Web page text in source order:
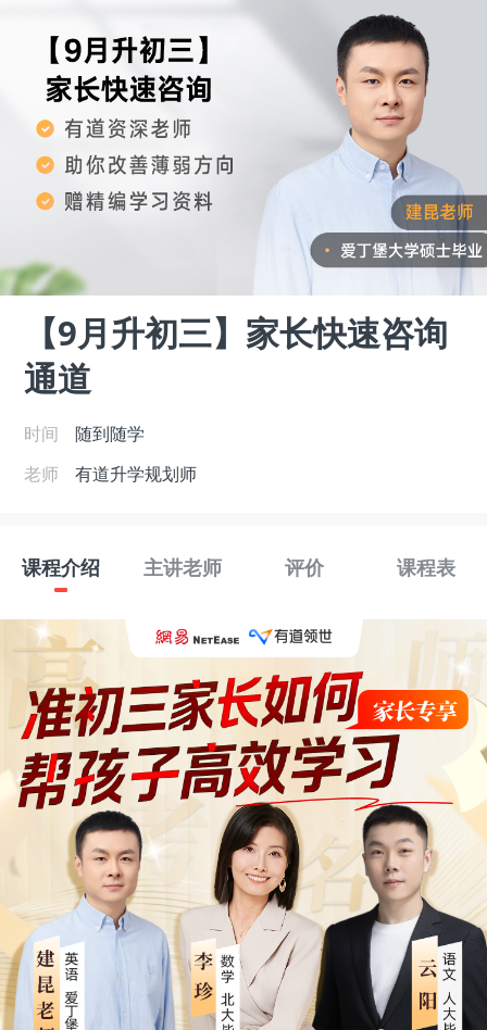
【9月升初三】家长快速咨询
通道
时间
随到随学
老师
有道升学规划师
课程介绍 主讲老师 评价 课程表